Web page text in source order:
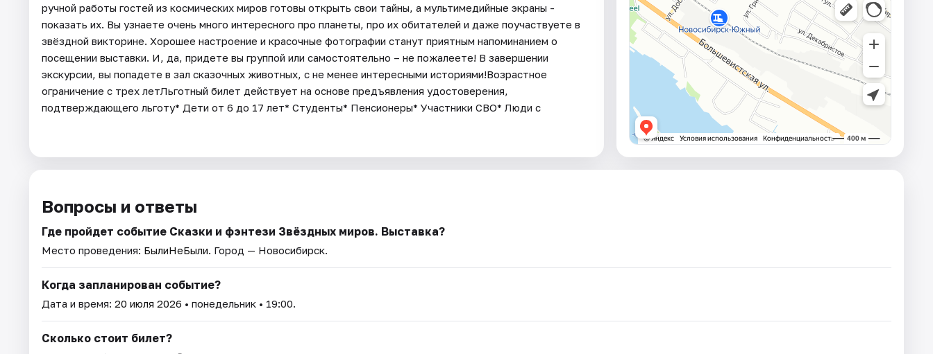
ручной работы гостей из космических миров готовы открыть свои тайны, а мультимедийные экраны -
показать их. Вы узнаете очень много интересного про планеты, про их обитателей и даже поучаствуете в
звёздной викторине. Хорошее настроение и красочные фотографии станут приятным напоминанием о
посещении выставки. И, да, придете вы группой или самостоятельно – не пожалеете! В завершении
экскурсии, вы попадете в зал сказочных животных, с не менее интересными историями!Возрастное
ограничение с трех летЛьготный билет действует на основе предъявления удостоверения,
подтверждающего льготу* Дети от 6 до 17 лет* Студенты* Пенсионеры* Участники СВО* Люди с
Вопросы и ответы
Где пройдет событие Сказки и фэнтези Звёздных миров. Выставка?
Место проведения: БылиНеБыли. Город — Новосибирск.
Когда запланирован событие?
Дата и время: 20 июля 2026 • понедельник • 19:00.
Сколько стоит билет?